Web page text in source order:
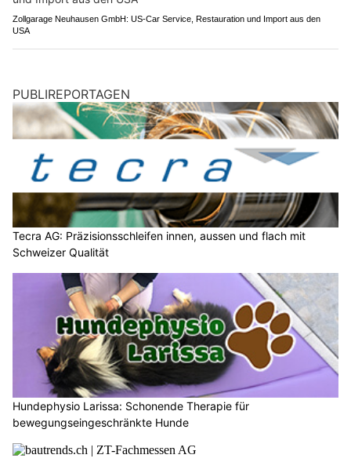
Zollgarage Neuhausen GmbH: US-Car Service, Restauration und Import aus den
USA
PUBLIREPORTAGEN
Tecra AG: Präzisionsschleifen innen, aussen und flach mit
Schweizer Qualität
Hundephysio Larissa: Schonende Therapie für
bewegungseingeschränkte Hunde